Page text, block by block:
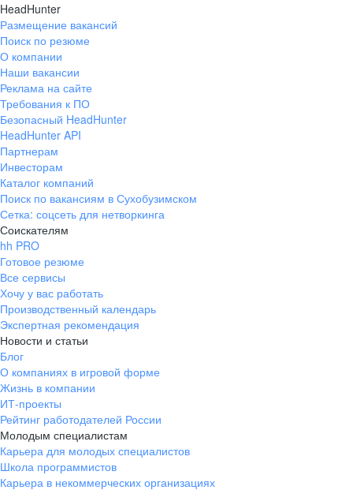
HeadHunter
Размещение вакансий
Поиск по резюме
О компании
Наши вакансии
Реклама на сайте
Требования к ПО
Безопасный HeadHunter
HeadHunter API
Партнерам
Инвесторам
Каталог компаний
Поиск по вакансиям в Сухобузимском
Сетка: соцсеть для нетворкинга
Соискателям
hh PRO
Готовое резюме
Все сервисы
Хочу у вас работать
Производственный календарь
Экспертная рекомендация
Новости и статьи
Блог
О компаниях в игровой форме
Жизнь в компании
ИТ-проекты
Рейтинг работодателей России
Молодым специалистам
Карьера для молодых специалистов
Школа программистов
Карьера в некоммерческих организациях